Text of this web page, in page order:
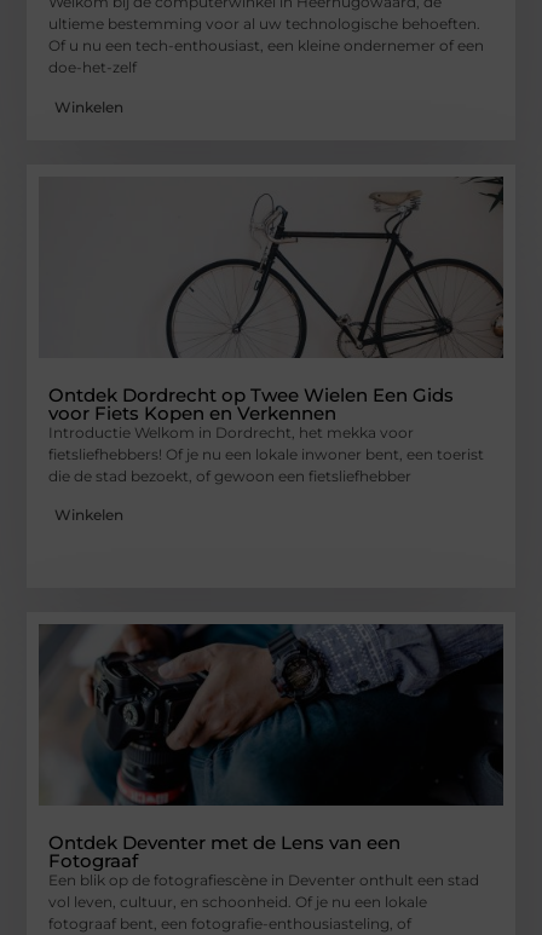
ultieme bestemming voor al uw technologische behoeften.
Of u nu een tech-enthousiast, een kleine ondernemer of een
doe-het-zelf
Winkelen
Ontdek Dordrecht op Twee Wielen Een Gids
voor Fiets Kopen en Verkennen
Introductie Welkom in Dordrecht, het mekka voor
fietsliefhebbers! Of je nu een lokale inwoner bent, een toerist
die de stad bezoekt, of gewoon een fietsliefhebber
Winkelen
Ontdek Deventer met de Lens van een
Fotograaf
Een blik op de fotografiescène in Deventer onthult een stad
vol leven, cultuur, en schoonheid. Of je nu een lokale
fotograaf bent, een fotografie-enthousiasteling, of